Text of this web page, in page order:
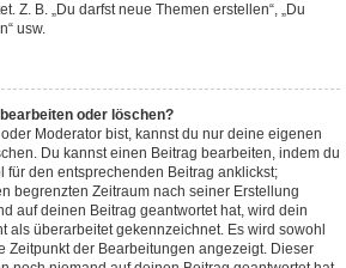
Z. B. „Du darfst neue Themen erstellen“, „Du
usw.
oder löschen?
Moderator bist, kannst du nur deine eigenen
Du kannst einen Beitrag bearbeiten, indem du
für den entsprechenden Beitrag anklickst;
begrenzten Zeitraum nach seiner Erstellung
auf deinen Beitrag geantwortet hat, wird dein
als überarbeitet gekennzeichnet. Es wird sowohl
Zeitpunkt der Bearbeitungen angezeigt. Dieser